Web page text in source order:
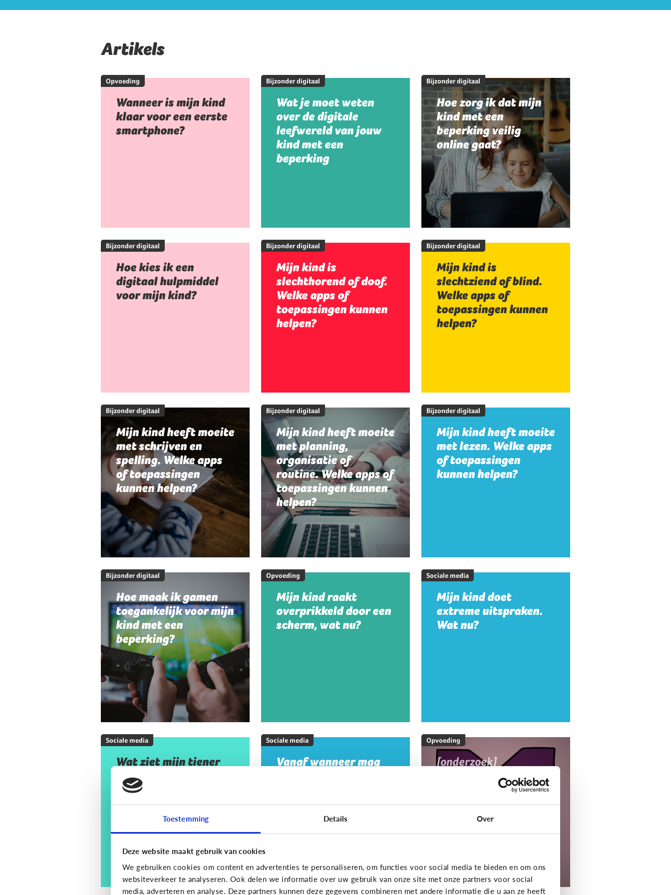
Toestemming Details Over
Deze website maakt gebruik van cookies
We gebruiken cookies om content en advertenties te personaliseren, om functies voor social media te bieden en om ons
websiteverkeer te analyseren. Ook delen we informatie over uw gebruik van onze site met onze partners voor social
media, adverteren en analyse. Deze partners kunnen deze gegevens combineren met andere informatie die u aan ze heeft
Artikels
Opvoeding
Wanneer is mijn kind
klaar voor een eerste
smartphone?
Bijzonder digitaal
Wat je moet weten
over de digitale
leefwereld van jouw
kind met een
beperking
Bijzonder digitaal
Hoe zorg ik dat mijn
kind met een
beperking veilig
online gaat?
Bijzonder digitaal
Hoe kies ik een
digitaal hulpmiddel
voor mijn kind?
Bijzonder digitaal
Mijn kind is
slechthorend of doof.
Welke apps of
toepassingen kunnen
helpen?
Bijzonder digitaal
Mijn kind is
slechtziend of blind.
Welke apps of
toepassingen kunnen
helpen?
Bijzonder digitaal
Mijn kind heeft moeite
met schrijven en
spelling. Welke apps
of toepassingen
kunnen helpen?
Bijzonder digitaal
Mijn kind heeft moeite
met planning,
organisatie of
routine. Welke apps of
toepassingen kunnen
helpen?
Bijzonder digitaal
Mijn kind heeft moeite
met lezen. Welke apps
of toepassingen
kunnen helpen?
Bijzonder digitaal
Hoe maak ik gamen
toegankelijk voor mijn
kind met een
beperking?
Opvoeding
Mijn kind raakt
overprikkeld door een
scherm, wat nu?
Sociale media
Mijn kind doet
extreme uitspraken.
Wat nu?
Sociale media
Wat ziet mijn tiener
op sociale media? En
moet ik mij daar
zorgen om maken?
Sociale media
Vanaf wanneer mag
Opvoeding
[onderzoek]
MediaNest Cijfers
2025 - Kom alles te
weten over het
mediagebruik en de
mediaopvoeding in
Ontdek het onderzoek!